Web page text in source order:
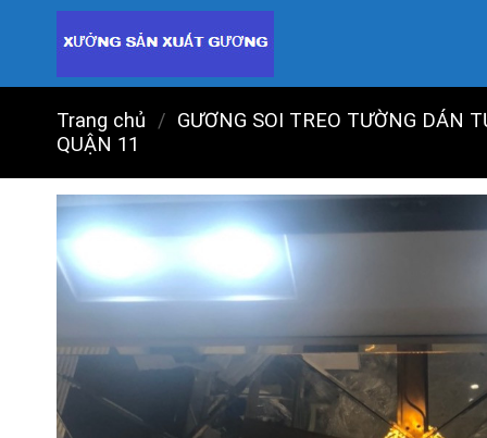
Trang chủ / GƯƠNG SOI TREO TƯỜNG DÁN
QUẬN 11